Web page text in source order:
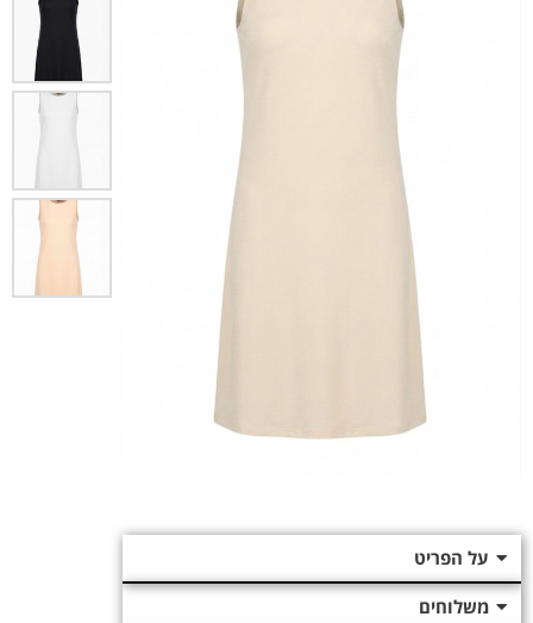
על הפריט
משלוחים